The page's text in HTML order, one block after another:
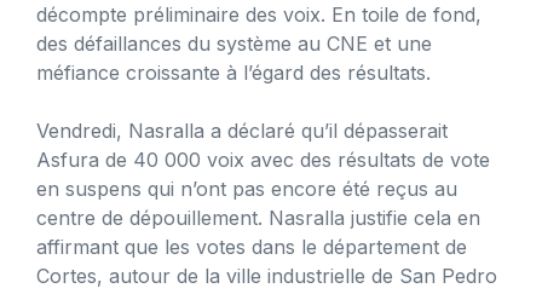
décompte préliminaire des voix. En toile de fond,
des défaillances du système au CNE et une
méfiance croissante à l’égard des résultats.
Vendredi, Nasralla a déclaré qu’il dépasserait
Asfura de 40 000 voix avec des résultats de vote
en suspens qui n’ont pas encore été reçus au
centre de dépouillement. Nasralla justifie cela en
affirmant que les votes dans le département de
Cortes, autour de la ville industrielle de San Pedro